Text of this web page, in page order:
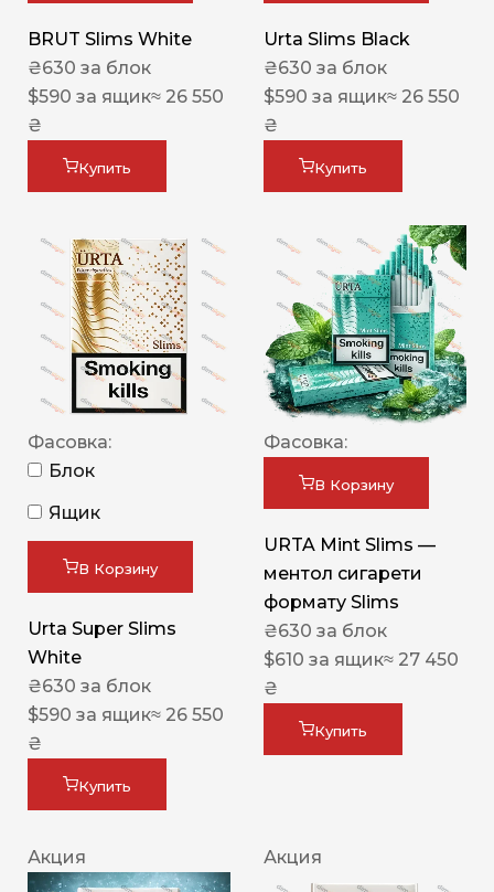
BRUT Slims White
₴630 за блок
$590 за ящик≈ 26 550
₴
Купить
Urta Slims Black
₴630 за блок
$590 за ящик≈ 26 550
₴
Купить
Фасовка:
Блок
Ящик
В Корзину
Urta Super Slims
White
₴630 за блок
$590 за ящик≈ 26 550
₴
Купить
Фасовка:
В Корзину
URTA Mint Slims —
ментол сигарети
формату Slims
₴630 за блок
$610 за ящик≈ 27 450
₴
Купить
Акция Акция